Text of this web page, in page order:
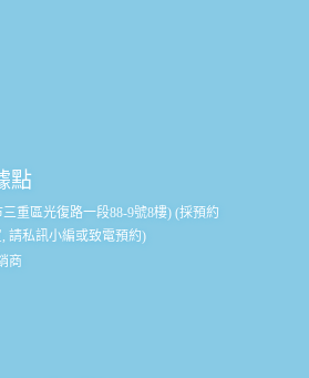
點
重區光復路一段88-9號8樓) (採預約
請私訊小編或致電預約)
商